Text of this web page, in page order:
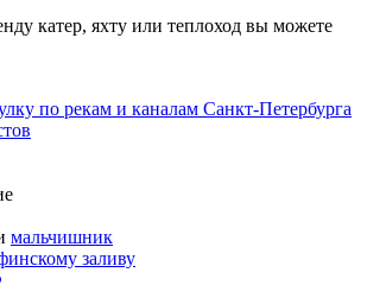
катер, яхту или теплоход вы можете
по рекам и каналам Санкт-Петербурга
мальчишник
заливу